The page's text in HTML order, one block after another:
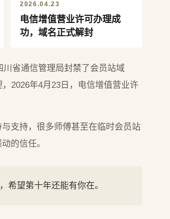
2026.04.23
电信增值营业许可办理成
功，域名正式解封
川省通信管理局封禁了会员站域
2026年4月23日，电信增值营业许
支持，很多师傅甚至在临时会员站
的信任。
希望第十年还能有你在。